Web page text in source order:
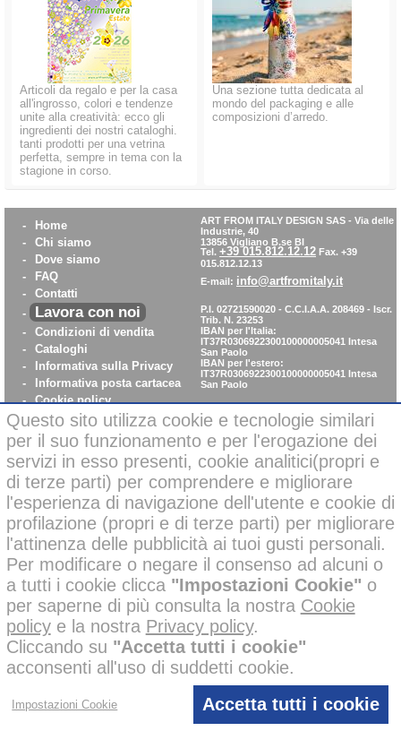
Articoli da regalo e per la casa
all'ingrosso, colori e tendenze
unite alla creatività: ecco gli
ingredienti dei nostri cataloghi.
tanti prodotti per una vetrina
perfetta, sempre in tema con la
stagione in corso.
Una sezione tutta dedicata al
mondo del packaging e alle
composizioni d’arredo.
-
Home
-
Chi siamo
-
Dove siamo
-
FAQ
-
Contatti
-
Lavora con noi
-
Condizioni di vendita
-
Cataloghi
-
Informativa sulla Privacy
-
Informativa posta cartacea
- Cookie policy
- WhistleBlowing
Parità di Genere
ART FROM ITALY DESIGN SAS - Via delle
Industrie, 40
13856 Vigliano B.se BI
Tel. +39 015.812.12.12 Fax. +39
015.812.12.13
E-mail: info@artfromitaly.it
P.I. 02721590020 - C.C.I.A.A. 208469 - Iscr.
Trib. N. 23253
IBAN per l'Italia:
IT37R0306922300100000005041 Intesa
San Paolo
IBAN per l'estero:
IT37R0306922300100000005041 Intesa
San Paolo
Pagamenti sicuri con carta di credito on-line
Alcune immagini di questo sito possono essere state corrette negli
sfondi o migliorate nelle ambientazioni con l’ausilio di intelligenza
artificiale per finalità creative e illustrative.
Tutti i nostri prodotti presenti nelle foto invece, sono reali e non sono
stati modificati o alterati; inoltre i prodotti a marchio
stati ideati e disegnatiesclusivamentedalle mani dei nostri
D’altronde lo dice anche la nostra policy aziendale, che vieta
Questo sito utilizza cookie e tecnologie similari
per il suo funzionamento e per l'erogazione dei
servizi in esso presenti, cookie analitici(propri e
di terze parti) per comprendere e migliorare
l'esperienza di navigazione dell'utente e cookie di
profilazione (propri e di terze parti) per migliorare
l'attinenza delle pubblicità ai tuoi gusti personali.
Per modificare o negare il consenso ad alcuni o
a tutti i cookie clicca "Impostazioni Cookie" o
per saperne di più consulta la nostra Cookie
policye la nostra Privacy policy.
Cliccando su "Accetta tutti i cookie"
acconsenti all'uso di suddetti cookie.